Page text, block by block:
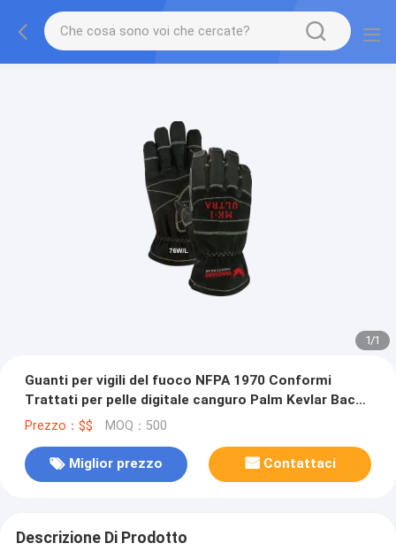
1/1
Guanti per vigili del fuoco NFPA 1970 Conformi
Trattati per pelle digitale canguro Palm Kevlar Back
Multipiù strati Nomex Kevlar Lining
Prezzo：$$ MOQ：500
Miglior prezzo Contattaci
Descrizione Di Prodotto